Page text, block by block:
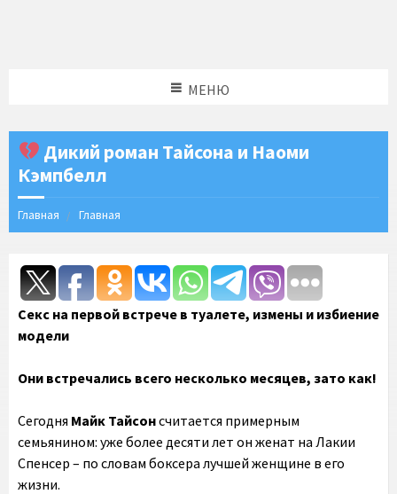
МЕНЮ
Дикий роман Тайсона и Наоми
Кэмпбелл
Главная Главная
Секс на первой встрече в туалете, измены и избиение
модели
Они встречались всего несколько месяцев, зато как!
Сегодня Майк Тайсонсчитается примерным
семьянином: уже более десяти лет он женат на Лакии
Спенсер – по словам боксера лучшей женщине в его
жизни.